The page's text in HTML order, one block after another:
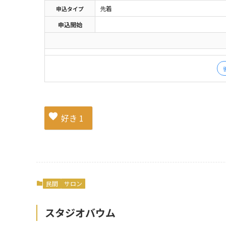
申込タイプ
先着
申込開始
好き 1
民間 サロン
スタジオバウム